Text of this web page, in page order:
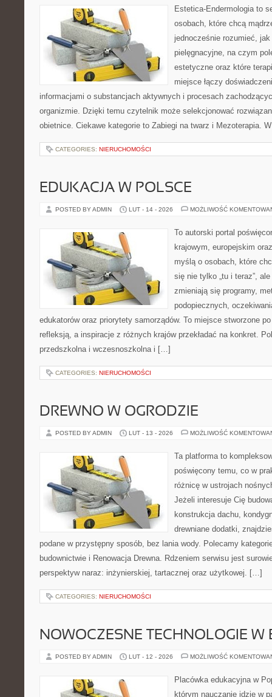
Estetica-Endermologia to
osobach, które chcą
jednocześnie rozumieć, jak
pielęgnacyjne, na czym
estetyczne oraz które
miejsce łączy
informacjami o substancjach aktywnych i procesach
organizmie. Dzięki temu czytelnik może selekcjonować
obietnice. Ciekawe kategorie to Zabiegi na twarz i Mezoterapia.
CATEGORIES: NIERUCHOMOŚCI
EDUKACJA W POLSCE
POSTED BY ADMIN LUT - 14 - 2026 MOŻLIWOŚĆ
To autorski portal
krajowym, europejskim
myślą o osobach, które
się nie tylko „tu i teraz”,
zmieniają się programy,
podopiecznych,
edukatorów oraz priorytety samorządów. To miejsce stworzone
refleksją, a inspiracje z różnych krajów przekładać na konkret.
przedszkolna i wczesnoszkolna i […]
CATEGORIES: NIERUCHOMOŚCI
DREWNO W OGRODZIE
POSTED BY ADMIN LUT - 13 - 2026 MOŻLIWOŚĆ
Ta platforma to
poświęcony temu, co w
różnicę w ustrojach
Jeżeli interesuje Cię
konstrukcja dachu,
drewniane dodatki,
podane w przystępny sposób, bez lania wody. Polecamy
budownictwie i Renowacja Drewna. Rdzeniem serwisu jest
perspektyw naraz: inżynierskiej, tartacznej oraz użytkowej. […]
CATEGORIES: NIERUCHOMOŚCI
NOWOCZESNE TECHNOLOGIE W
POSTED BY ADMIN LUT - 12 - 2026 MOŻLIWOŚĆ
Placówka edukacyjna w
którym nauczanie idzie w